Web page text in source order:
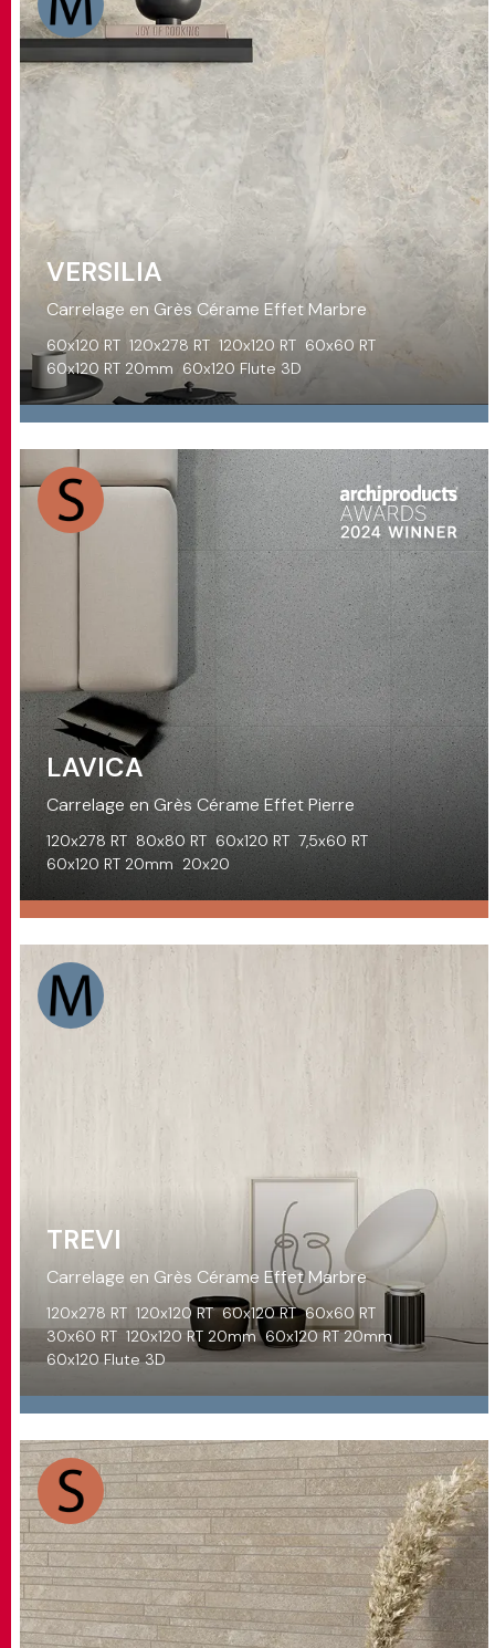
VERSILIA
Carrelage en Grès Cérame Effet Marbre
60x120 RT 120x278 RT 120x120 RT 60x60 RT
60x120 RT 20mm 60x120 Flute 3D
LAVICA
Carrelage en Grès Cérame Effet Pierre
120x278 RT 80x80 RT 60x120 RT 7,5x60 RT
60x120 RT 20mm 20x20
TREVI
Carrelage en Grès Cérame Effet Marbre
120x278 RT 120x120 RT 60x120 RT 60x60 RT
30x60 RT 120x120 RT 20mm 60x120 RT 20mm
60x120 Flute 3D